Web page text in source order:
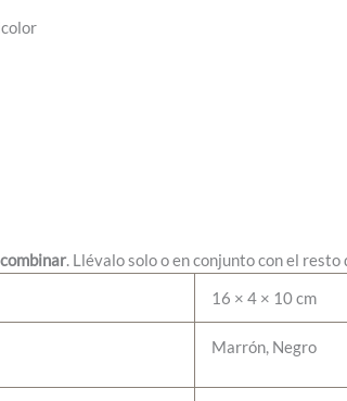
. Llévalo solo o en conjunto con el
16 × 4 × 10 cm
Marrón, Negro